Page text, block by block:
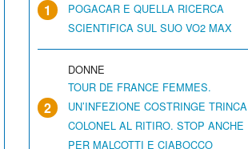
1
POGACAR E QUELLA RICERCA
SCIENTIFICA SUL SUO VO2 MAX
2
DONNE
TOUR DE FRANCE FEMMES.
UN’INFEZIONE COSTRINGE TRINCA
COLONEL AL RITIRO. STOP ANCHE
PER MALCOTTI E CIABOCCO